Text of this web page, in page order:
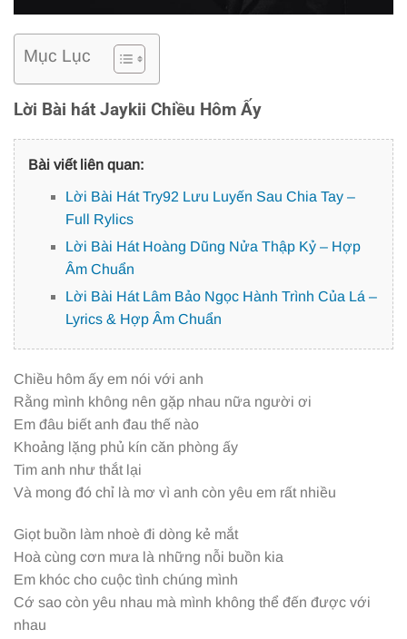
Mục Lục
Lời Bài hát Jaykii Chiều Hôm Ấy
Bài viết liên quan:
Lời Bài Hát Try92 Lưu Luyến Sau Chia Tay –
Full Rylics
Lời Bài Hát Hoàng Dũng Nửa Thập Kỷ – Hợp
Âm Chuẩn
Lời Bài Hát Lâm Bảo Ngọc Hành Trình Của Lá –
Lyrics & Hợp Âm Chuẩn
Chiều hôm ấy em nói với anh
Rằng mình không nên gặp nhau nữa người ơi
Em đâu biết anh đau thế nào
Khoảng lặng phủ kín căn phòng ấy
Tim anh như thắt lại
Và mong đó chỉ là mơ vì anh còn yêu em rất nhiều
Giọt buồn làm nhoè đi dòng kẻ mắt
Hoà cùng cơn mưa là những nỗi buồn kia
Em khóc cho cuộc tình chúng mình
Cớ sao còn yêu nhau mà mình không thể đến được với
nhau